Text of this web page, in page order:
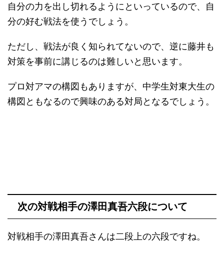
自分の力を出し切れるようにといっているので、自
分の好む戦法を使うでしょう。
ただし、戦法が良く知られてないので、逆に藤井も
対策を事前に講じるのは難しいと思います。
プロ対アマの構図もありますが、中学生対東大生の
構図ともなるので興味のある対局となるでしょう。
次の対戦相手の澤田真吾六段について
対戦相手の澤田真吾さんは二段上の六段ですね。